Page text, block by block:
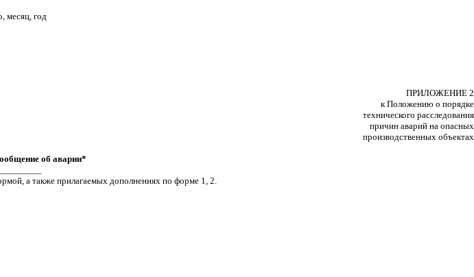
месяц, год
ПРИЛОЖЕНИЕ 2
к Положению о порядке
технического расследования
причин аварий на опасных
производственных объектах
об аварии*
а также прилагаемых дополнениях по форме 1, 2.